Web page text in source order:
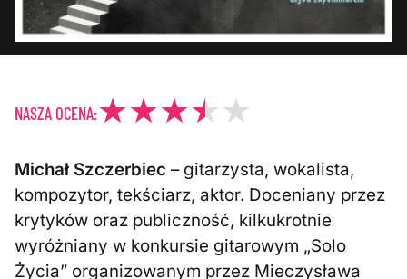
NASZA OCENA:
Michał Szczerbiec – gitarzysta, wokalista,
kompozytor, tekściarz, aktor. Doceniany przez
krytyków oraz publiczność, kilkukrotnie
wyróżniany w konkursie gitarowym „Solo
Życia” organizowanym przez Mieczysława